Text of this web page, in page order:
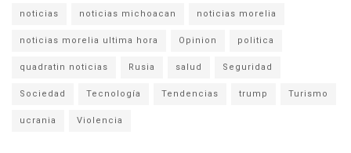
noticias noticias michoacan noticias morelia
noticias morelia ultima hora Opinion politica
quadratin noticias Rusia salud Seguridad
Sociedad Tecnología Tendencias trump Turismo
ucrania Violencia